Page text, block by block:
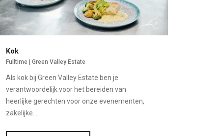
Kok
Fulltime | Green Valley Estate
Als kok bij Green Valley Estate ben je
verantwoordelijk voor het bereiden van
heerlijke gerechten voor onze evenementen,
zakelijke...